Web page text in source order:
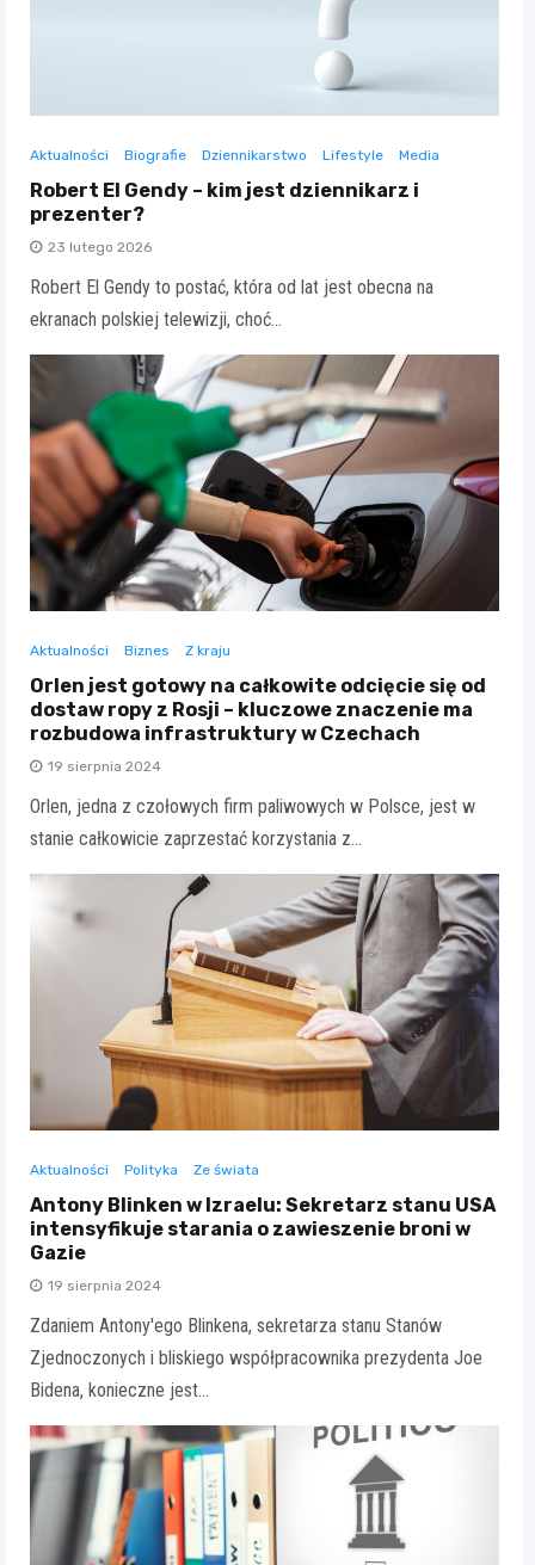
Aktualności Biografie Dziennikarstwo Lifestyle Media
Robert El Gendy – kim jest dziennikarz i
prezenter?
23 lutego 2026
Robert El Gendy to postać, która od lat jest obecna na
ekranach polskiej telewizji, choć…
Aktualności Biznes Z kraju
Orlen jest gotowy na całkowite odcięcie się od
dostaw ropy z Rosji – kluczowe znaczenie ma
rozbudowa infrastruktury w Czechach
19 sierpnia 2024
Orlen, jedna z czołowych firm paliwowych w Polsce, jest w
stanie całkowicie zaprzestać korzystania z…
Aktualności Polityka Ze świata
Antony Blinken w Izraelu: Sekretarz stanu USA
intensyfikuje starania o zawieszenie broni w
Gazie
19 sierpnia 2024
Zdaniem Antony'ego Blinkena, sekretarza stanu Stanów
Zjednoczonych i bliskiego współpracownika prezydenta Joe
Bidena, konieczne jest…